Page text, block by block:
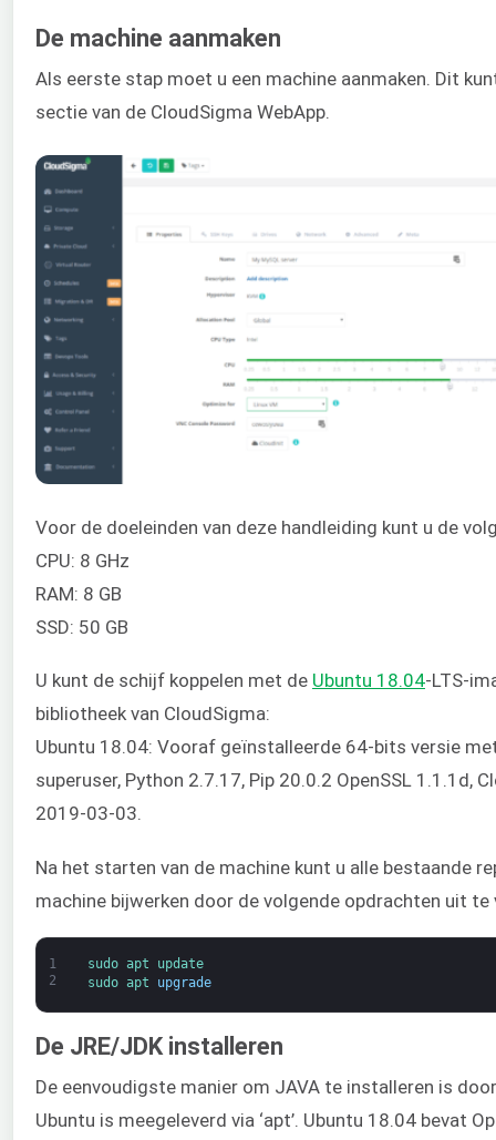
De machine aanmaken
Als eerste stap moet u een machine aanmaken. Dit
sectie van de CloudSigma WebApp.
Voor de doeleinden van deze handleiding kunt u de
CPU: 8 GHz
RAM: 8 GB
SSD: 50 GB
U kunt de schijf koppelen met de Ubuntu 18.04-LTS-
bibliotheek van CloudSigma:
Ubuntu 18.04: Vooraf geïnstalleerde 64-bits versie
superuser, Python 2.7.17, Pip 20.0.2 OpenSSL 1.1.1d,
2019-03-03.
Na het starten van de machine kunt u alle bestaande
machine bijwerken door de volgende opdrachten uit te
1
2
sudo apt
update
sudo apt upgrade
De JRE/JDK installeren
De eenvoudigste manier om JAVA te installeren is
Ubuntu is meegeleverd via ‘apt’. Ubuntu 18.04 bevat